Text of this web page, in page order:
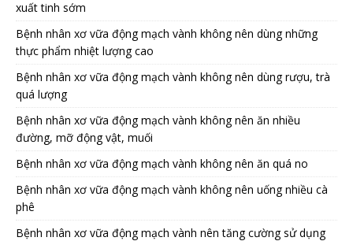
xuất tinh sớm
Bệnh nhân xơ vữa động mạch vành không nên dùng những
thực phẩm nhiệt lượng cao
Bệnh nhân xơ vữa động mạch vành không nên dùng rượu, trà
quá lượng
Bệnh nhân xơ vữa động mạch vành không nên ăn nhiều
đường, mỡ động vật, muối
Bệnh nhân xơ vữa động mạch vành không nên ăn quá no
Bệnh nhân xơ vữa động mạch vành không nên uống nhiều cà
phê
Bệnh nhân xơ vữa động mạch vành nên tăng cường sử dụng